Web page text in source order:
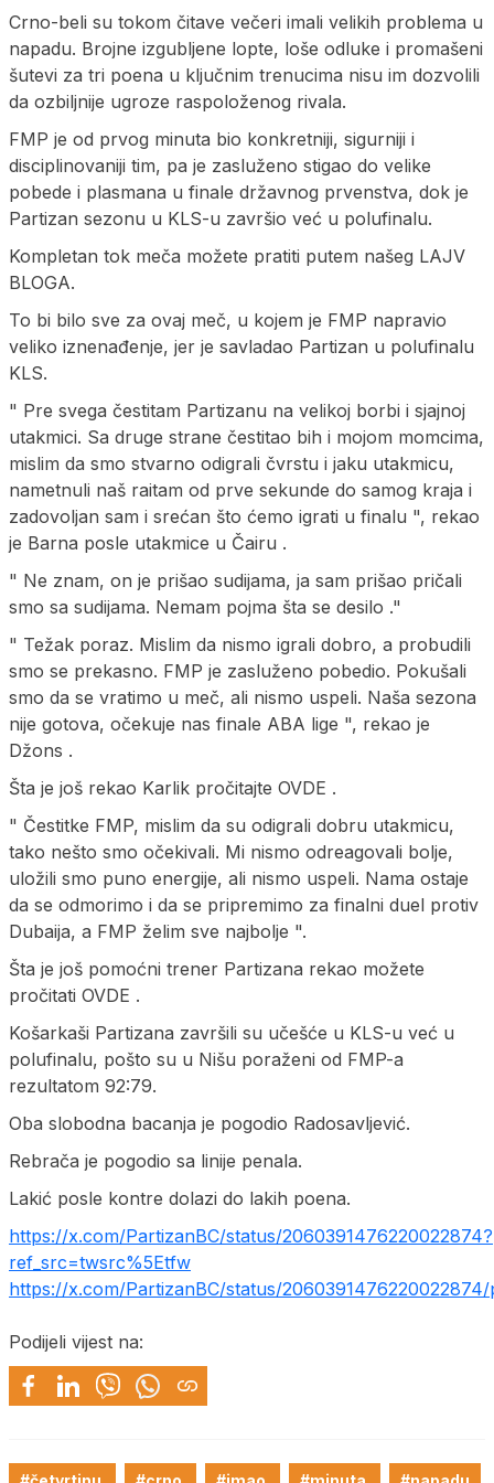
Crno-beli su tokom čitave večeri imali velikih problema u
napadu. Brojne izgubljene lopte, loše odluke i promašeni
šutevi za tri poena u ključnim trenucima nisu im dozvolili
da ozbiljnije ugroze raspoloženog rivala.
FMP je od prvog minuta bio konkretniji, sigurniji i
disciplinovaniji tim, pa je zasluženo stigao do velike
pobede i plasmana u finale državnog prvenstva, dok je
Partizan sezonu u KLS-u završio već u polufinalu.
Kompletan tok meča možete pratiti putem našeg LAJV
BLOGA.
To bi bilo sve za ovaj meč, u kojem je FMP napravio
veliko iznenađenje, jer je savladao Partizan u polufinalu
KLS.
" Pre svega čestitam Partizanu na velikoj borbi i sjajnoj
utakmici. Sa druge strane čestitao bih i mojom momcima,
mislim da smo stvarno odigrali čvrstu i jaku utakmicu,
nametnuli naš raitam od prve sekunde do samog kraja i
zadovoljan sam i srećan što ćemo igrati u finalu ", rekao
je Barna posle utakmice u Čairu .
" Ne znam, on je prišao sudijama, ja sam prišao pričali
smo sa sudijama. Nemam pojma šta se desilo ."
" Težak poraz. Mislim da nismo igrali dobro, a probudili
smo se prekasno. FMP je zasluženo pobedio. Pokušali
smo da se vratimo u meč, ali nismo uspeli. Naša sezona
nije gotova, očekuje nas finale ABA lige ", rekao je
Džons .
Šta je još rekao Karlik pročitajte OVDE .
" Čestitke FMP, mislim da su odigrali dobru utakmicu,
tako nešto smo očekivali. Mi nismo odreagovali bolje,
uložili smo puno energije, ali nismo uspeli. Nama ostaje
da se odmorimo i da se pripremimo za finalni duel protiv
Dubaija, a FMP želim sve najbolje ".
Šta je još pomoćni trener Partizana rekao možete
pročitati OVDE .
Košarkaši Partizana završili su učešće u KLS-u već u
polufinalu, pošto su u Nišu poraženi od FMP-a
rezultatom 92:79.
Oba slobodna bacanja je pogodio Radosavljević.
Rebrača je pogodio sa linije penala.
Lakić posle kontre dolazi do lakih poena.
https://x.com/PartizanBC/status/2060391476220022874?
ref_src=twsrc%5Etfw
https://x.com/PartizanBC/status/
Podijeli vijest na: